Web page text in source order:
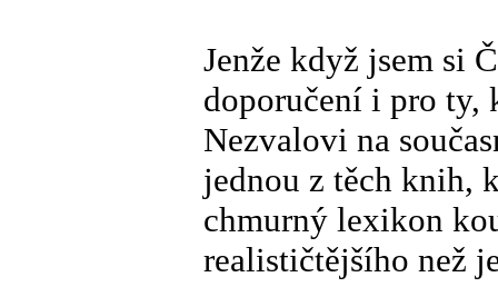
Jenže když jsem si
doporučení i pro ty,
Nezvalovi na
jednou z těch knih,
chmurný lexikon
realističtějšího než